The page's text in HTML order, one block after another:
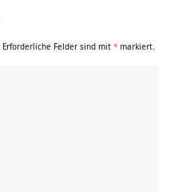
Erforderliche Felder sind mit * markiert.